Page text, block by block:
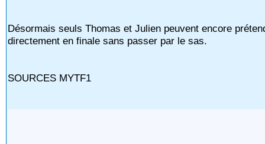
Désormais seuls Thomas et Julien peuvent encore
directement en finale sans passer par le sas.
SOURCES MYTF1